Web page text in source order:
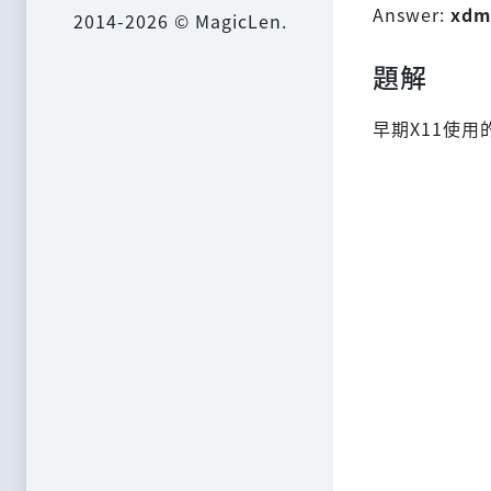
2014-2026 © MagicLen. Answer: xdm
題解
早期X11使用